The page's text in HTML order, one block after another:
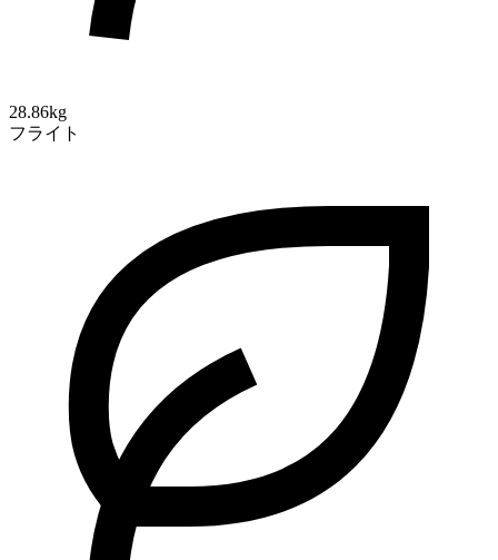
28.86kg
フライト